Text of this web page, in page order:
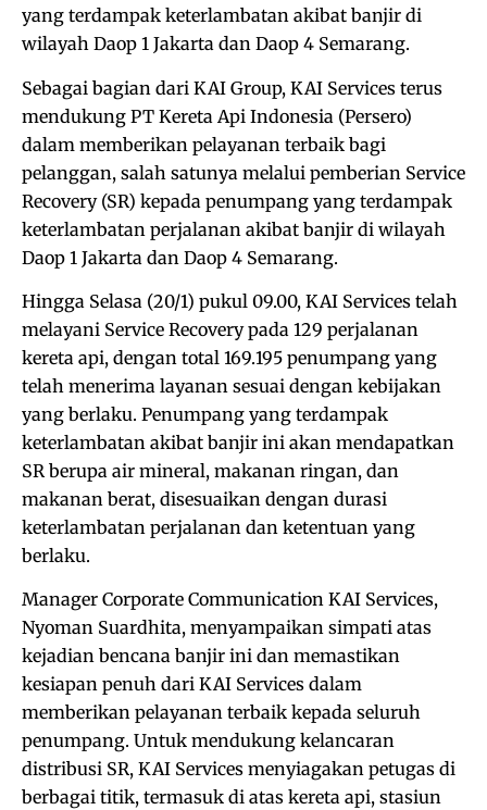
yang terdampak keterlambatan akibat banjir di
wilayah Daop 1 Jakarta dan Daop 4 Semarang.
Sebagai bagian dari KAI Group, KAI Services terus
mendukung PT Kereta Api Indonesia (Persero)
dalam memberikan pelayanan terbaik bagi
pelanggan, salah satunya melalui pemberian Service
Recovery (SR) kepada penumpang yang terdampak
keterlambatan perjalanan akibat banjir di wilayah
Daop 1 Jakarta dan Daop 4 Semarang.
Hingga Selasa (20/1) pukul 09.00, KAI Services telah
melayani Service Recovery pada 129 perjalanan
kereta api, dengan total 169.195 penumpang yang
telah menerima layanan sesuai dengan kebijakan
yang berlaku. Penumpang yang terdampak
keterlambatan akibat banjir ini akan mendapatkan
SR berupa air mineral, makanan ringan, dan
makanan berat, disesuaikan dengan durasi
keterlambatan perjalanan dan ketentuan yang
berlaku.
Manager Corporate Communication KAI Services,
Nyoman Suardhita, menyampaikan simpati atas
kejadian bencana banjir ini dan memastikan
kesiapan penuh dari KAI Services dalam
memberikan pelayanan terbaik kepada seluruh
penumpang. Untuk mendukung kelancaran
distribusi SR, KAI Services menyiagakan petugas di
berbagai titik, termasuk di atas kereta api, stasiun